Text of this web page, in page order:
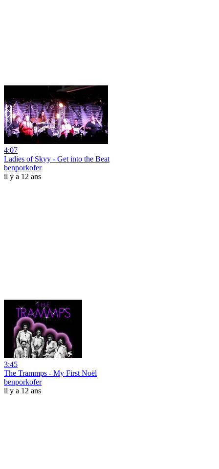
4:07
Ladies of Skyy - Get into the Beat
benporkofer
il y a 12 ans
3:45
The Trammps - My First Noël
benporkofer
il y a 12 ans